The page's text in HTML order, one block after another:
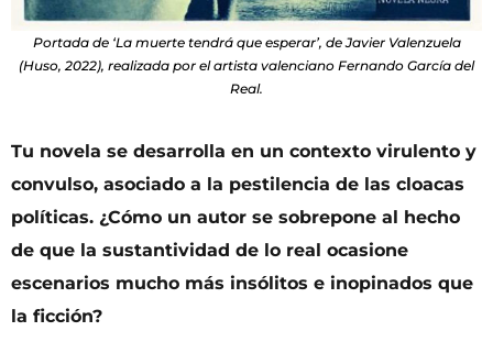
Portada de ‘La muerte tendrá que esperar’, de Javier Valenzuela
(Huso, 2022), realizada por el artista valenciano Fernando García del
Real.
Tu novela se desarrolla en un contexto virulento y
convulso, asociado a la pestilencia de las cloacas
políticas. ¿Cómo un autor se sobrepone al hecho
de que la sustantividad de lo real ocasione
escenarios mucho más insólitos e inopinados que
la ficción?